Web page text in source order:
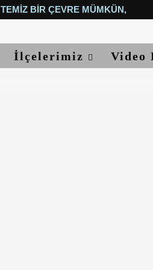
TEMIZ BIR ÇEVRE MÜMKÜN,
İlçelerimiz Video